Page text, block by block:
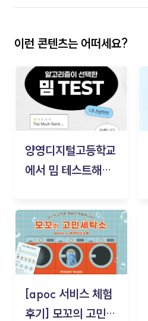
이런 콘텐츠는 어떠세요?
양영디지털고등학교
에서 밈 테스트해보
[apoc 서비스 체험
후기] 모꼬의 고민세